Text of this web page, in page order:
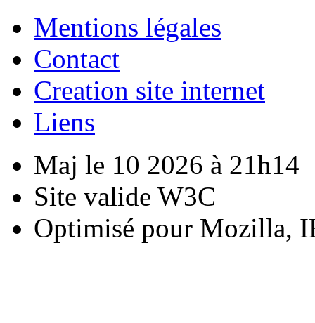
Mentions légales
Contact
Creation site internet
Liens
Maj le 10 2026 à 21h14
Site valide W3C
Optimisé pour Mozilla,